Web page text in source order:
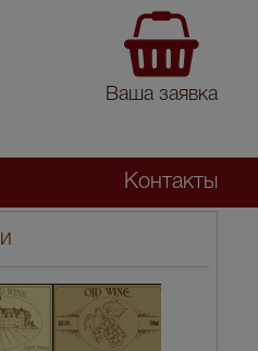
Ваша заявка
Контакты